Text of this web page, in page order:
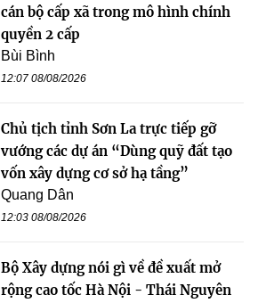
cán bộ cấp xã trong mô hình chính
quyền 2 cấp
Bùi Bình
12:07 08/08/2026
Chủ tịch tỉnh Sơn La trực tiếp gỡ
vướng các dự án “Dùng quỹ đất tạo
vốn xây dựng cơ sở hạ tầng”
Quang Dân
12:03 08/08/2026
Bộ Xây dựng nói gì về đề xuất mở
rộng cao tốc Hà Nội - Thái Nguyên